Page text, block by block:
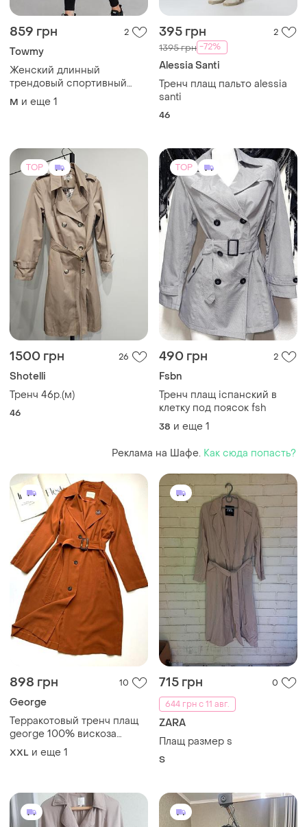
859 грн 2
Towmy
Женский длинный
трендовый спортивный
плащ
M и еще 1
395 грн 2
1395 грн -72%
Alessia Santi
Тренч плащ пальто alessia
santi
46
TOP
1500 грн 26
Shotelli
Тренч 46р.(м)
46
TOP
490 грн 2
Fsbn
Тренч плащ iспанский в
клетку под поясок fsh
38 и еще 1
Реклама на Шафе. Как сюда попасть?
898 грн 10
George
Терракотовый тренч плащ
george 100% вискоза
большой размер батал
XXL и еще 1
715 грн
0
644 грн с 11 авг.
ZARA
Плащ размер s
S